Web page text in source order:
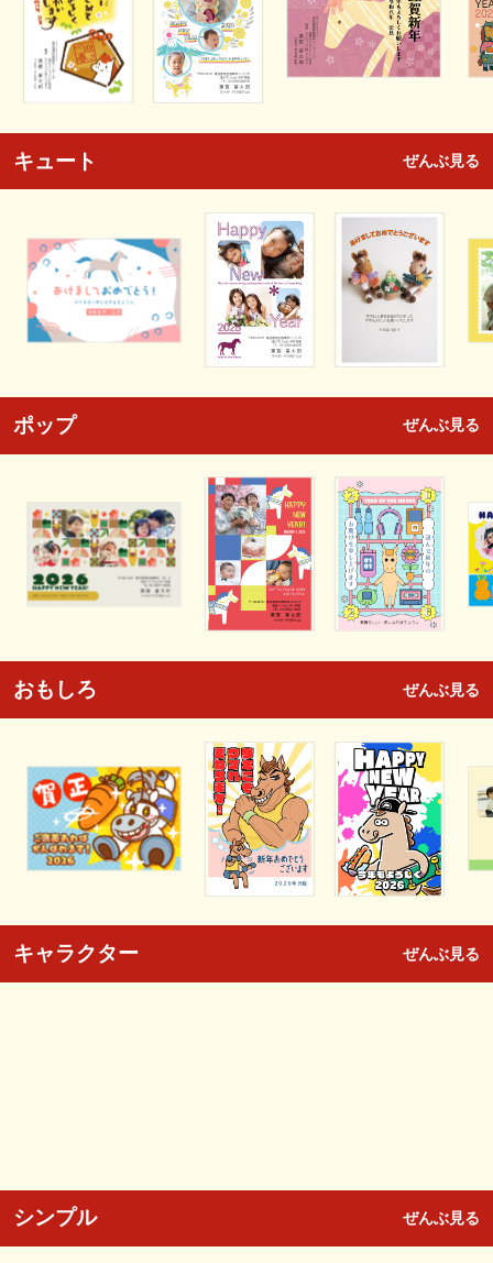
キュート ぜんぶ見る
ポップ ぜんぶ見る
おもしろ ぜんぶ見る
キャラクター ぜんぶ見る
シンプル ぜんぶ見る